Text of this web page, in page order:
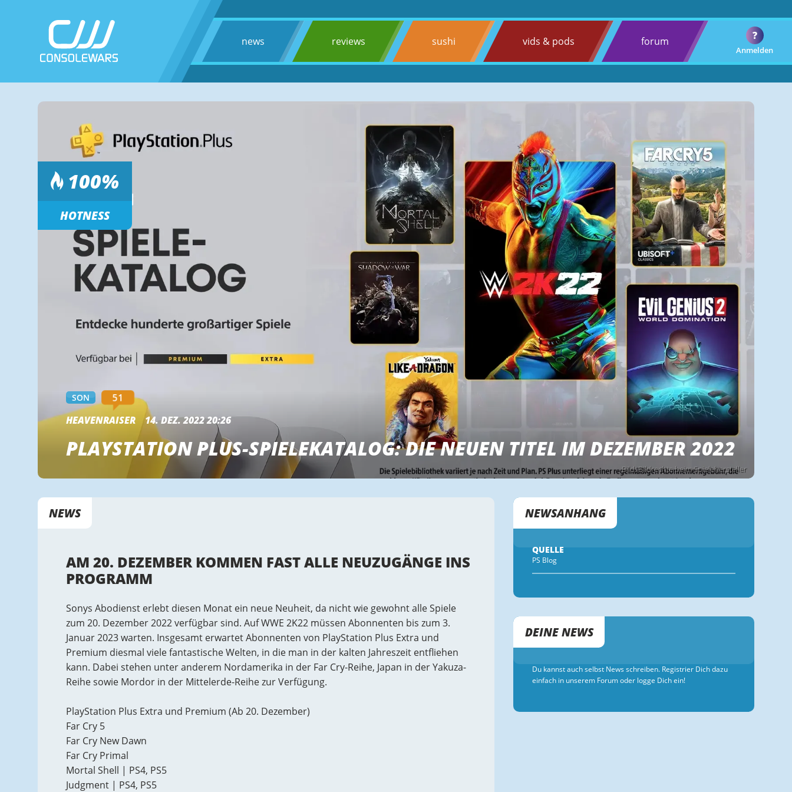
news reviews sushi vids & pods forum
Anmelden
?
Bild: Bildrechte beim Spielehersteller
100%
HOTNESS
SON 51
HEAVENRAISER 14. DEZ. 2022 20:26
PLAYSTATION PLUS-SPIELEKATALOG: DIE NEUEN TITEL IM DEZEMBER 2022
NEWS
AM 20. DEZEMBER KOMMEN FAST ALLE NEUZUGÄNGE INS
PROGRAMM
Sonys Abodienst erlebt diesen Monat ein neue Neuheit, da nicht wie gewohnt alle Spiele
zum 20. Dezember 2022 verfügbar sind. Auf WWE 2K22 müssen Abonnenten bis zum 3.
Januar 2023 warten. Insgesamt erwartet Abonnenten von PlayStation Plus Extra und
Premium diesmal viele fantastische Welten, in die man in der kalten Jahreszeit entfliehen
kann. Dabei stehen unter anderem Nordamerika in der Far Cry-Reihe, Japan in der Yakuza-
Reihe sowie Mordor in der Mittelerde-Reihe zur Verfügung.
PlayStation Plus Extra und Premium (Ab 20. Dezember)
Far Cry 5
Far Cry New Dawn
Far Cry Primal
Mortal Shell | PS4, PS5
Judgment | PS4, PS5
NEWSANHANG
QUELLE
PS Blog
DEINE NEWS
Du kannst auch selbst News schreiben. Registrier Dich dazu
einfach in unserem Forum oder logge Dich ein!